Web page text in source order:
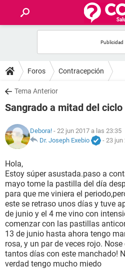
FOROS
SALUD
FAMILIA
NUTRICIÓN
BIENESTAR
SEXUALIDAD
GLOSARIO
Foros Contracepción
Tema Anterior
Sangrado a mitad del ciclo
Debora! - 22 jun 2017 a las 23:35
Dr. Joseph Exebio
- 23 jun
Hola,
Estoy súper asustada.paso a
mayo tome la pastilla del día
para que me viniera el
este se retraso unos días y tuve
de junio y el 4 me vino con
comenzar con las pastillas
13 de junio hasta ahora tengo
rosa, y un par de veces rojo.
tantos días con este manchado!
verdad tengo mucho miedo